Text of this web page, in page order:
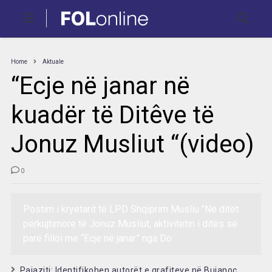
Home Aktuale
“Ecje në janar në
kuadër të Ditêve të
Jonuz Musliut “(video)
0